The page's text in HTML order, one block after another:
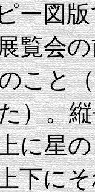
図版
覧会
こと
）。
に星
下に